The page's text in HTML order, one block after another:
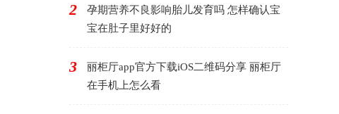
2
孕期营养不良影响胎儿发育吗 怎样确认宝
宝在肚子里好好的
3
丽柜厅app官方下载iOS二维码分享 丽柜厅
在手机上怎么看